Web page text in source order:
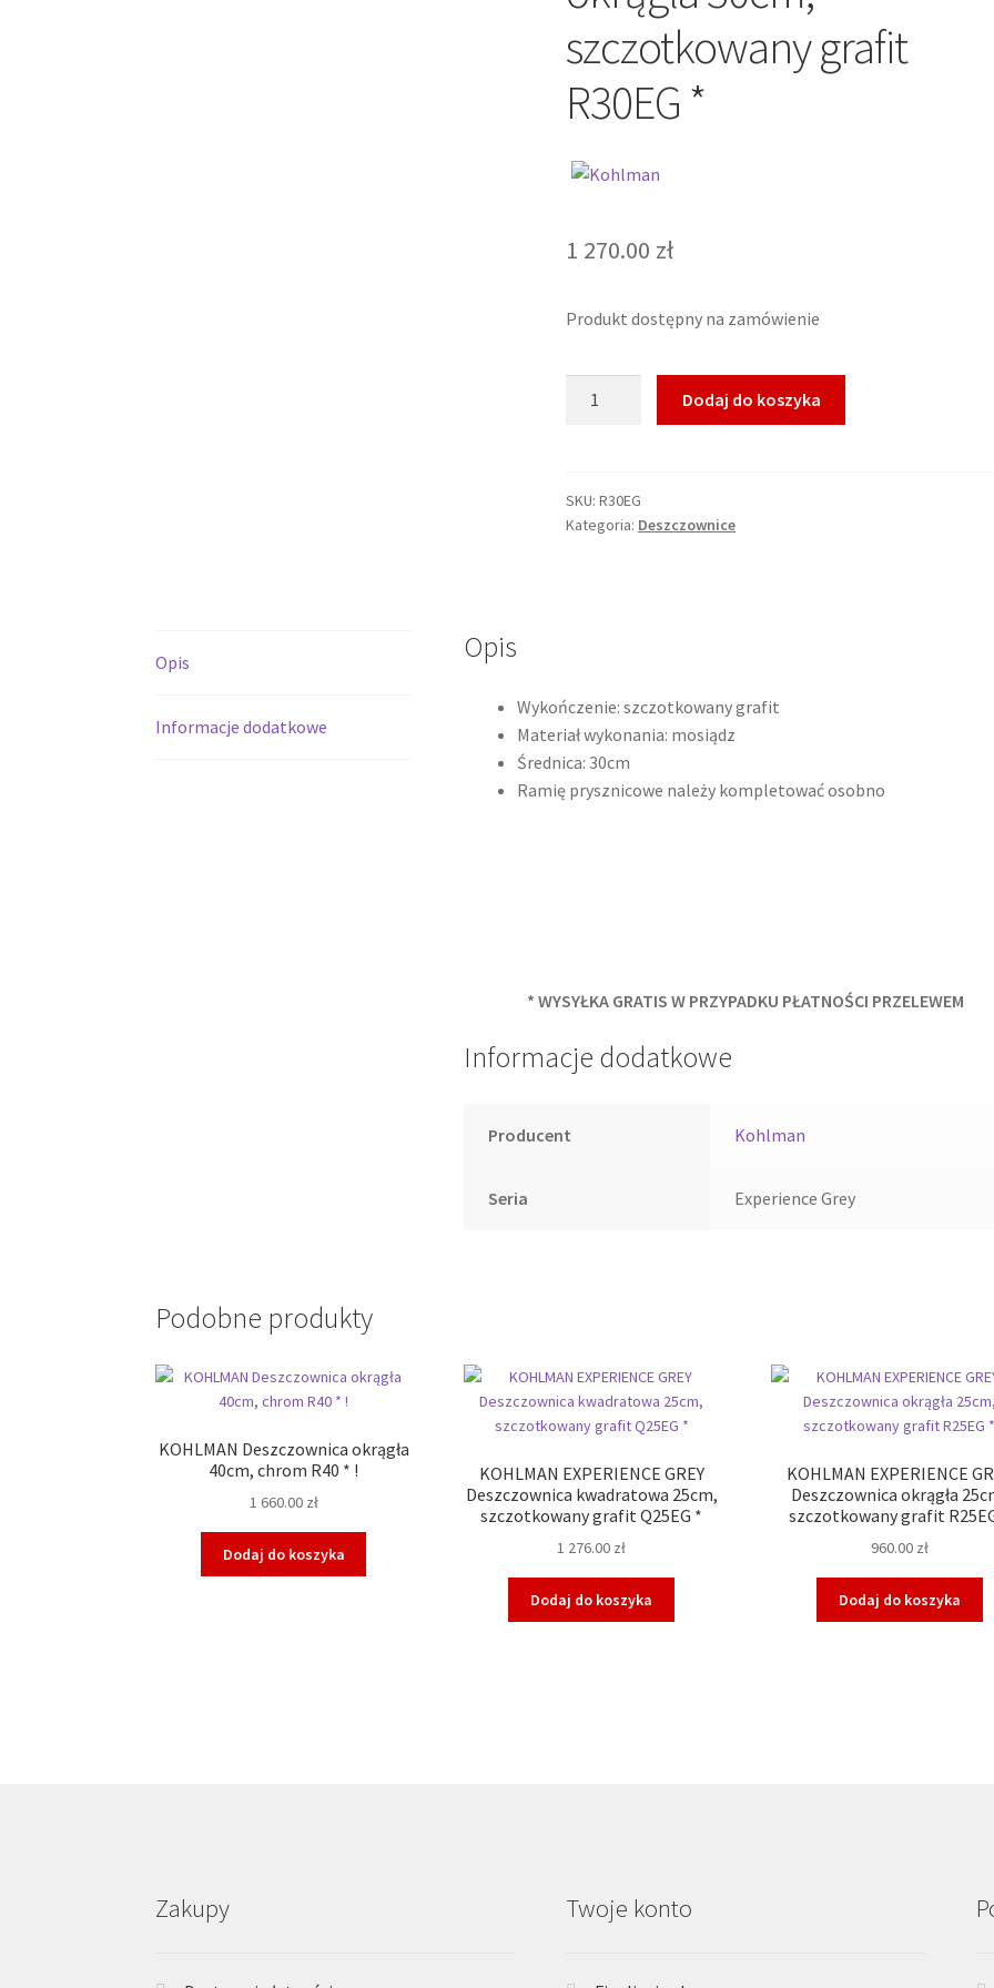
szczotkowany grafit
R30EG *
1 270.00 zł
Produkt dostępny na zamówienie
Deszczownica
okrągła
Dodaj do koszyka
SKU:R30EG
Kategoria: Deszczownice
Opis
Informacje dodatkowe
Opis
Wykończenie: szczotkowany grafit
Materiał wykonania: mosiądz
Średnica: 30cm
Ramię prysznicowe należy kompletować osobno
* WYSYŁKA GRATIS W PRZYPADKU PŁATNOŚCI PRZELEWEM
Informacje dodatkowe
Producent Kohlman
Seria Experience Grey
Podobne produkty
KOHLMAN Deszczownica okrągła
40cm, chrom R40 * !
1 660.00 zł
Dodaj do koszyka
KOHLMAN EXPERIENCE GREY
Deszczownica kwadratowa 25cm,
szczotkowany grafit Q25EG *
1 276.00 zł
Dodaj do koszyka
KOHLMAN EXPERIENCE
Deszczownica okrągła
szczotkowany grafit
960.00 zł
Dodaj do koszyka
Zakupy Twoje konto